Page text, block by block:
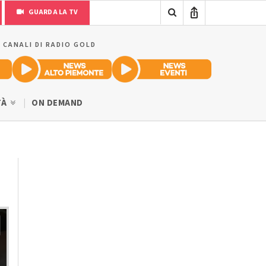
GUARDA LA TV
DI RADIO GOLD
ON DEMAND